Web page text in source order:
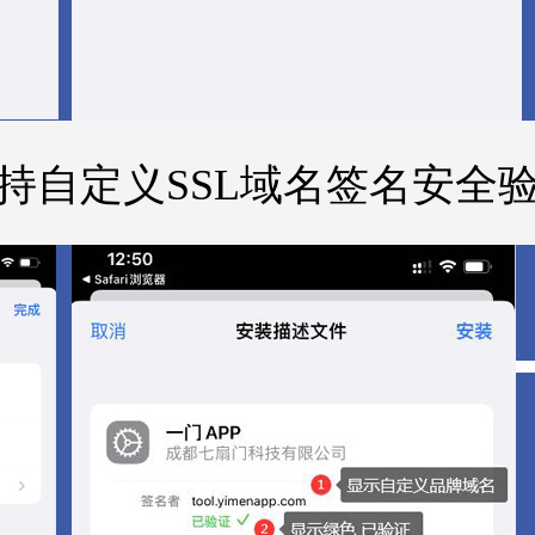
自定义SSL域名签名安全